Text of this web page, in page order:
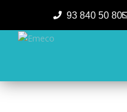
93 840 50 80